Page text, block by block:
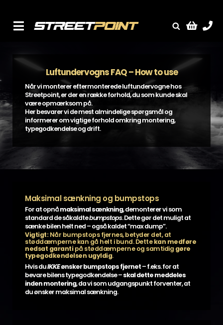
content
Toggle
Service
Streetcars
Sænkning
Tuning
Ventilrens
Værksted
Luftundervogns FAQ – How to use
Når vi monterer eftermonterede luftundervogne hos
Streetpoint, er der en række forhold, du som kunde skal
være opmærksom på.
Her besvarer vi de mest almindelige spørgsmål og
informerer om vigtige forhold omkring montering,
typegodkendelse og drift.
Maksimal sænkning og bumpstops
For at opnåmaksimal sænkning, demonterer vi som
standard de såkaldtebumpstops. Dette gør det muligt at
sænke bilen helt ned – også kaldet “max dump”.
Vigtigt: Når bumpstops fjernes, betyder det, at
støddæmperne kan gå helt i bund. Dettekan medføre
nedsat garantipå støddæmperne og samtidig gøre
typegodkendelsen ugyldig.
Hvis duIKKEønsker bumpstops fjernet– f.eks. for at
bevare bilens typegodkendelse –skal dette meddeles
inden montering, da vi som udgangspunkt forventer, at
du ønsker maksimal sænkning.